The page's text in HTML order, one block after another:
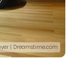
| Dreamstime.com